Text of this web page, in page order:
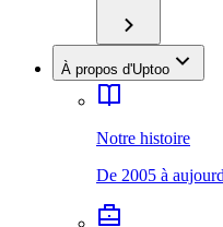
À propos d'Uptoo
Notre histoire
De 2005 à